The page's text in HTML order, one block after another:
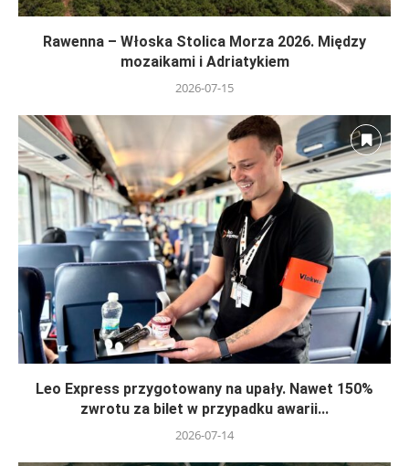
Rawenna – Włoska Stolica Morza 2026. Między
mozaikami i Adriatykiem
2026-07-15
Leo Express przygotowany na upały. Nawet 150%
zwrotu za bilet w przypadku awarii...
2026-07-14